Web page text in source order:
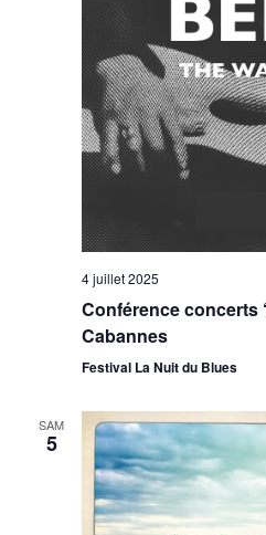
4 juillet 2025
Conférence concerts
Cabannes
Festival La Nuit du Blues
SAM
5